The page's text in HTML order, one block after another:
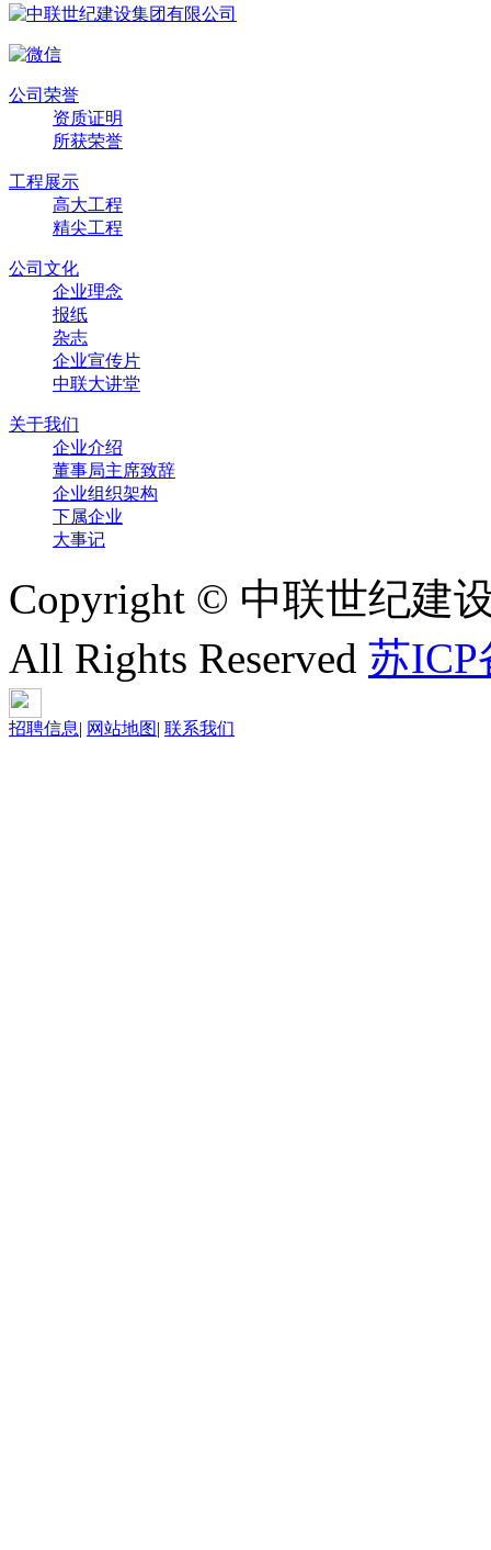
公司荣誉
资质证明
所获荣誉
工程展示
高大工程
精尖工程
公司文化
企业理念
报纸
杂志
企业宣传片
中联大讲堂
关于我们
企业介绍
董事局主席致辞
企业组织架构
下属企业
大事记
Copyright © 中联世纪建
All Rights Reserved 苏ICP
招聘信息| 网站地图| 联系我们